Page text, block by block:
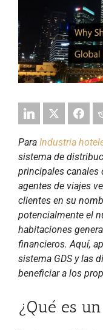
Para Industria
sistema de
principales canales
agentes de viajes
clientes en su
potencialmente el
habitaciones
financieros. Aquí,
sistema GDS y las
beneficiar a los
¿Qué es